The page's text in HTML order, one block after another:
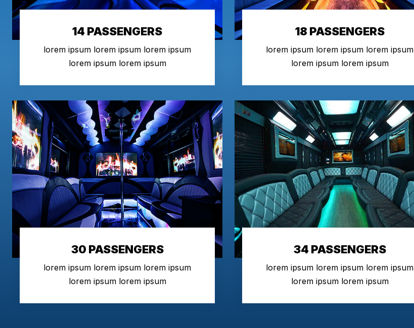
14 PASSENGERS
lorem ipsum lorem ipsum lorem ipsum
lorem ipsum lorem ipsum
18 PASSENGERS
lorem ipsum lorem ipsum lorem ipsum
lorem ipsum lorem ipsum
30 PASSENGERS
lorem ipsum lorem ipsum lorem ipsum
lorem ipsum lorem ipsum
34 PASSENGERS
lorem ipsum lorem ipsum lorem ipsum
lorem ipsum lorem ipsum